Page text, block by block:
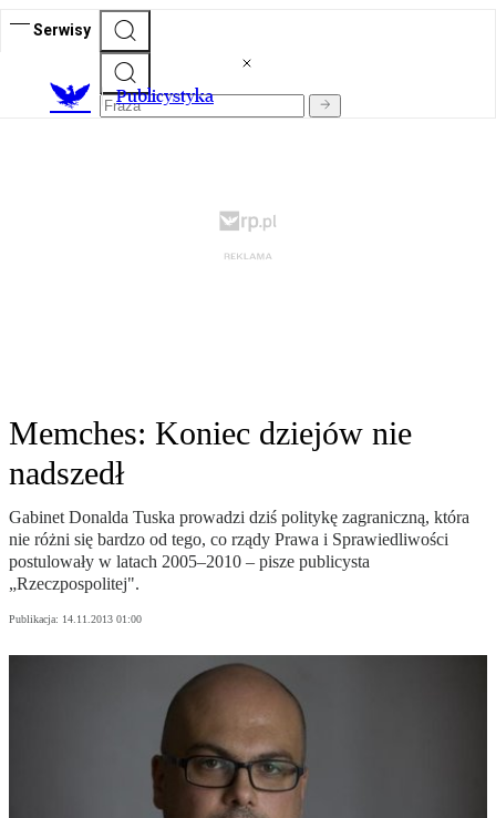
Serwisy
Publicystyka
Memches: Koniec dziejów nie
nadszedł
Gabinet Donalda Tuska prowadzi dziś politykę zagraniczną, która
nie różni się bardzo od tego, co rządy Prawa i Sprawiedliwości
postulowały w latach 2005–2010 – pisze publicysta
„Rzeczpospolitej".
Publikacja: 14.11.2013 01:00